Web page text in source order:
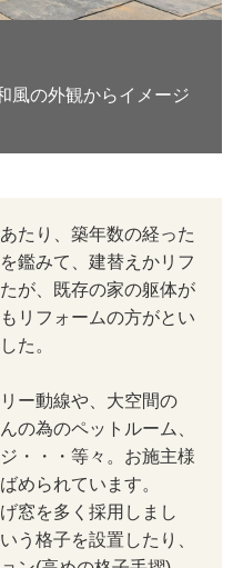
風の外観からイメージ
たり、築年数の経った
鑑みて、建替えかリフ
が、既存の家の躯体が
リフォームの方がとい
た。
ー動線や、大空間の
の為のペットルーム、
・・・等々。お施主様
められています。
窓を多く採用しまし
う格子を設置したり、